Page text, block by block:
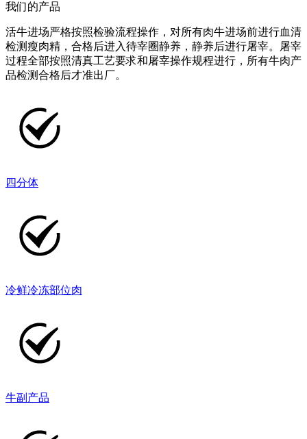
我们的产品
活牛进场严格按照检验流程操作，对所有肉牛进场前进行血清
检测瘦肉精，合格后进入待宰圈静养，静养后进行屠宰。屠宰
过程全部按照清真工艺要求和屠宰操作规程进行，所有牛肉产
品检测合格后才准出厂。
四分体
冷鲜冷冻部位肉
牛副产品